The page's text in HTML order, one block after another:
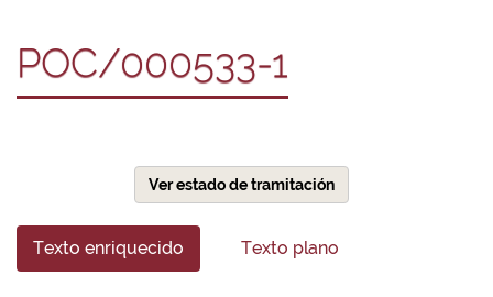
POC/000533-1
Ver estado de tramitación
Texto enriquecido Texto plano